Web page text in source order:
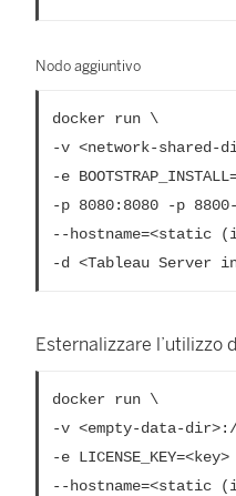
Nodo aggiuntivo
docker run \
-v <network-
-e
-p 8080:8080 -p
--hostname=<static
-d <Tableau Server
Esternalizzare l’utilizzo
docker run \
-v <empty-data-
-e
--hostname=<static